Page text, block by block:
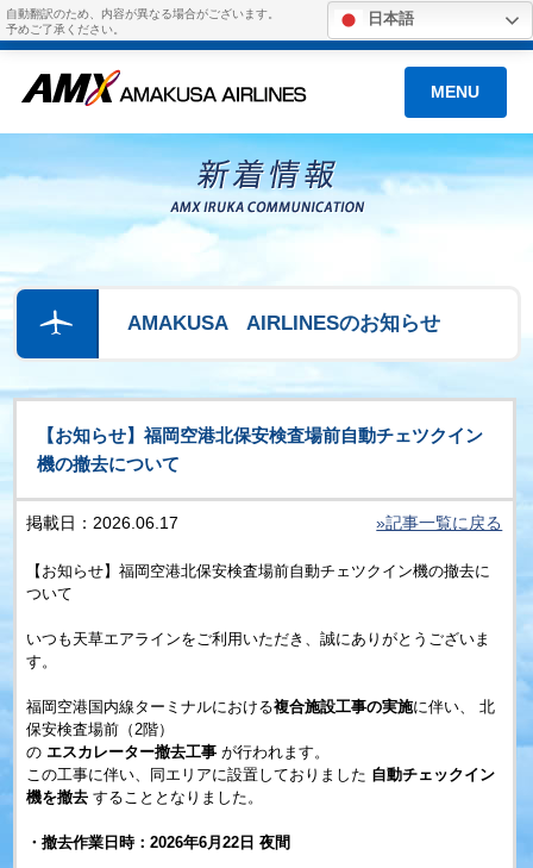
自動翻訳のため、内容が異なる場合がございます。
予めご了承ください。
日本語
MENU
AMAKUSA AIRLINESのお知らせ
【お知らせ】福岡空港北保安検査場前自動チェツクイン
機の撤去について
掲載日：2026.06.17 »記事一覧に戻る
【お知らせ】福岡空港北保安検査場前自動チェツクイン機の撤去に
ついて
いつも天草エアラインをご利用いただき、誠にありがとうございま
す。
福岡空港国内線ターミナルにおける複合施設工事の実施に伴い、 北
保安検査場前（2階）
の エスカレーター撤去工事 が行われます。
この工事に伴い、同エリアに設置しておりました 自動チェックイン
機を撤去 することとなりました。
・撤去作業日時：2026年6月22日 夜間